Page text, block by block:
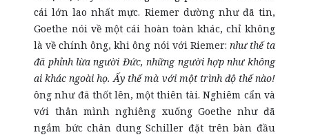
cái lớn lao nhất mực. Riemer dường như đã tin,
Goethe nói về một cái hoàn toàn khác, chỉ không
là về chính ông, khi ông nói với Riemer: như thế ta
đã phỉnh lừa người Đức, những người hợp như không
ai khác ngoài họ. Ấy thế mà với một trình độ thế nào!
ông như đã thốt lên, một thiên tài. Nghiêm cẩn và
với thân mình nghiêng xuống Goethe như đã
ngắm bức chân dung Schiller đặt trên bàn đầu